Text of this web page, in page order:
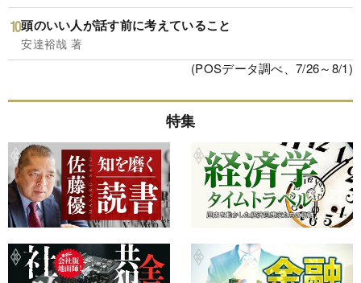
頭のいい人が話す前に考えていること
安達裕哉 著
(POSデータ調べ、7/26～8/1)
特集